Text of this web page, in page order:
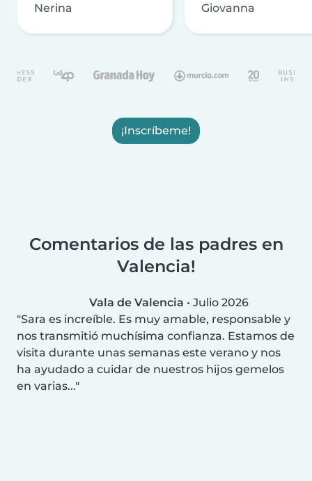
Nerina Giovanna
¡Inscríbeme!
Comentarios de las padres en
Valencia!
Vala de Valencia • Julio 2026
Sara es increíble. Es muy amable, responsable y
nos transmitió muchísima confianza. Estamos de
visita durante unas semanas este verano y nos
ha ayudado a cuidar de nuestros hijos gemelos
en varias...